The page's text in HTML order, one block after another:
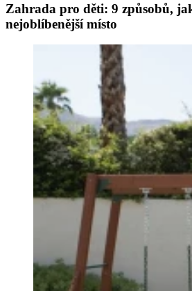
Zahrada pro děti: 9 způsobů,
nejoblíbenější místo